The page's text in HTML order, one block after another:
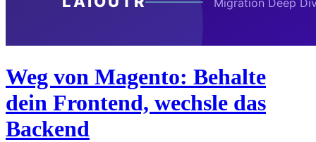
Weg von Magento: Behalte
dein Frontend, wechsle das
Backend